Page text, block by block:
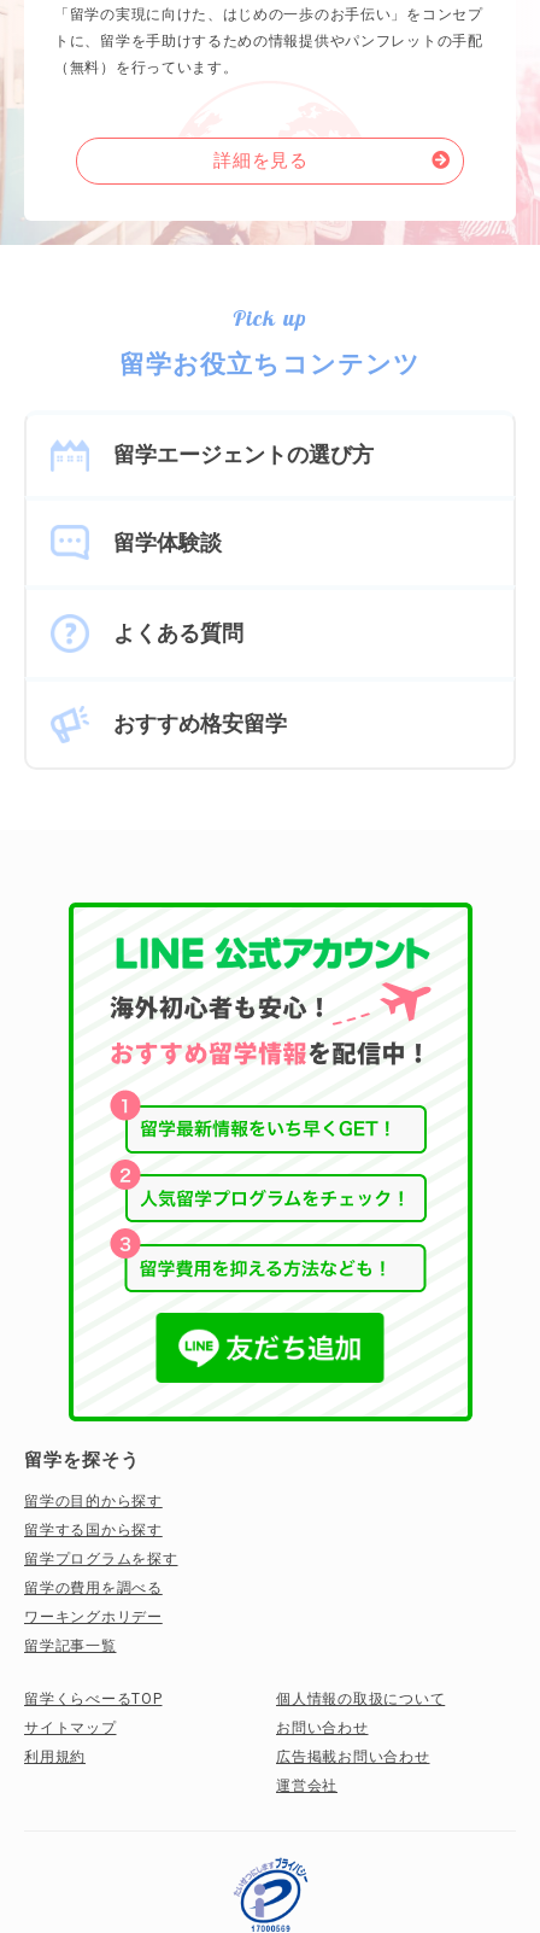
「留学の実現に向けた、はじめの一歩のお手伝い」をコンセプ
トに、留学を手助けするための情報提供やパンフレットの手配
（無料）を行っています。
詳細を見る
Pick up
留学お役立ちコンテンツ
留学エージェントの選び方
留学体験談
よくある質問
おすすめ格安留学
留学を探そう
留学の目的から探す
留学する国から探す
留学プログラムを探す
留学の費用を調べる
ワーキングホリデー
留学記事一覧
留学くらべーるTOP
サイトマップ
利用規約
個人情報の取扱について
お問い合わせ
広告掲載お問い合わせ
運営会社